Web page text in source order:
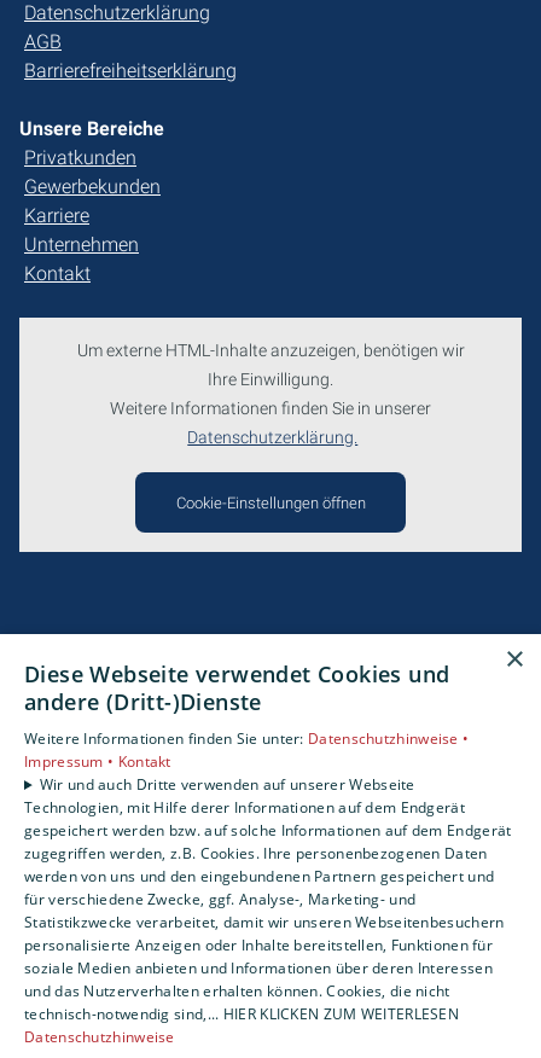
Datenschutzerklärung
AGB
Barrierefreiheitserklärung
Unsere Bereiche
Privatkunden
Gewerbekunden
Karriere
Unternehmen
Kontakt
Um externe HTML-Inhalte anzuzeigen, benötigen wir
Ihre Einwilligung.
Weitere Informationen finden Sie in unserer
Datenschutzerklärung.
Cookie-Einstellungen öffnen
×
Diese Webseite verwendet Cookies und
andere (Dritt-)Dienste
Weitere Informationen finden Sie unter: Datenschutzhinweise •
Impressum • Kontakt
Wir und auch Dritte verwenden auf unserer Webseite
Technologien, mit Hilfe derer Informationen auf dem Endgerät
gespeichert werden bzw. auf solche Informationen auf dem Endgerät
zugegriffen werden, z.B. Cookies. Ihre personenbezogenen Daten
werden von uns und den eingebundenen Partnern gespeichert und
für verschiedene Zwecke, ggf. Analyse-, Marketing- und
Statistikzwecke verarbeitet, damit wir unseren Webseitenbesuchern
personalisierte Anzeigen oder Inhalte bereitstellen, Funktionen für
soziale Medien anbieten und Informationen über deren Interessen
und das Nutzerverhalten erhalten können. Cookies, die nicht
technisch-notwendig sind,... HIER KLICKEN ZUM WEITERLESEN
Datenschutzhinweise